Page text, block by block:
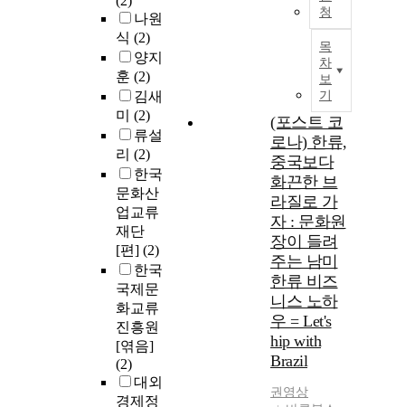
나원
식 (2)
양지
훈 (2)
김새
미 (2)
류설
리 (2)
한국
문화산
업교류
재단
[편] (2)
한국
국제문
화교류
진흥원
[엮음]
(2)
대외
경제정
청
목
차
보
기
(포스트 코
로나) 한류,
중국보다
화끈한 브
라질로 가
자 : 문화원
장이 들려
주는 남미
한류 비즈
니스 노하
우 = Let's
hip with
Brazil
권영상